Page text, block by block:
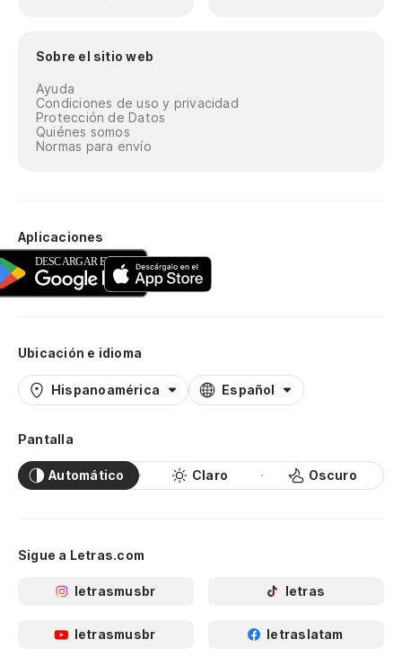
Sobre el sitio web
Ayuda
Condiciones de uso y privacidad
Protección de Datos
Quiénes somos
Normas para envío
Aplicaciones
Ubicación e idioma
Hispanoamérica Español
Pantalla
Automático Claro Oscuro
Sigue a Letras.com
letrasmusbr letras
letrasmusbr letraslatam